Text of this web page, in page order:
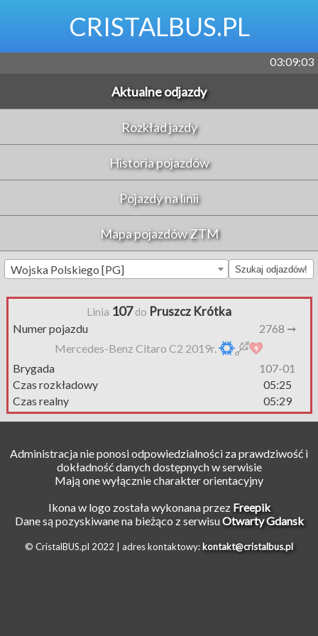
CRISTALBUS.PL
03:09:03
Aktualne odjazdy
Rozkład jazdy
Historia pojazdów
Pojazdy na linii
Mapa pojazdów ZTM
Wojska Polskiego [PG] Szukaj odjazdów!
Linia 107do Pruszcz Krótka
Numer pojazdu
2768 ➞
Mercedes-Benz Citaro C2 2019r.
Brygada
107-01
Czas rozkładowy
05:25
Czas realny
05:29
Administracja nie ponosi odpowiedzialności za prawdziwość i
dokładność danych dostępnych w serwisie
Mają one wyłącznie charakter orientacyjny
Ikona w logo została wykonana przez Freepik
Dane są pozyskiwane na bieżąco z serwisuOtwarty Gdansk
© CristalBUS.pl 2022 | adres kontaktowy: kontakt@cristalbus.pl